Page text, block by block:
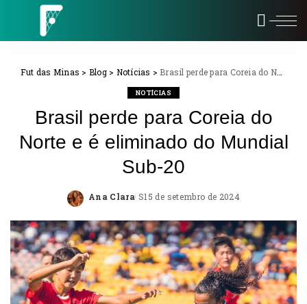
Fut das Minas > Blog> Notícias > Brasil perde para Coreia do Norte e é eliminado do Mundial Sub-20
NOTÍCIAS
Brasil perde para Coreia do
Norte e é eliminado do Mundial
Sub-20
Posted
Ana Clara 15 de setembro de 2024